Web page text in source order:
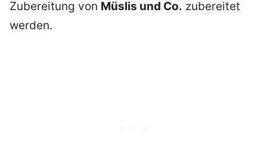
Zubereitung von Müslis und Co. zubereitet
werden.